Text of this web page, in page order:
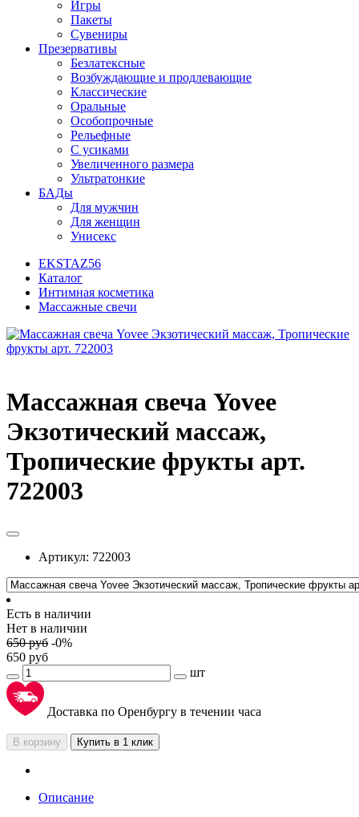
Игры
Пакеты
Сувениры
Презервативы
Безлатексные
Возбуждающие и продлевающие
Классические
Оральные
Особопрочные
Рельефные
С усиками
Увеличенного размера
Ультратонкие
БАДы
Для мужчин
Для женщин
Унисекс
EKSTAZ56
Каталог
Интимная косметика
Массажные свечи
Массажная свеча Yovee
Экзотический массаж,
Тропические фрукты арт.
722003
Артикул: 722003
Есть в наличии
Нет в наличии
650руб -0%
650 руб
шт
Доставка по Оренбургу в течении часа
В корзину Купить в 1 клик
Описание